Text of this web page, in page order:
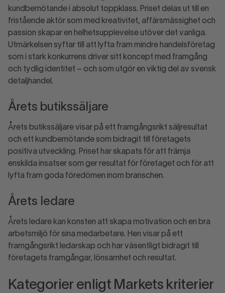
kundbemötande i absolut toppklass. Priset delas ut till en
fristående aktör som med kreativitet, affärsmässighet och
passion skapar en helhetsupplevelse utöver det vanliga.
Utmärkelsen syftar till att lyfta fram mindre handelsföretag
som i stark konkurrens driver sitt koncept med framgång
och tydlig identitet – och som utgör en viktig del av svensk
detaljhandel.
Årets butikssäljare
Årets butikssäljare visar på ett framgångsrikt säljresultat
och ett kundbemötande som bidragit till företagets
positiva utveckling. Priset har skapats för att främja
enskilda insatser som ger resultat för företaget och för att
lyfta fram goda föredömen inom branschen.
Årets ledare
Årets ledare kan konsten att skapa motivation och en bra
arbetsmiljö för sina medarbetare. Hen visar på ett
framgångsrikt ledarskap och har väsentligt bidragit till
företagets framgångar, lönsamhet och resultat.
Kategorier enligt Markets kriterier